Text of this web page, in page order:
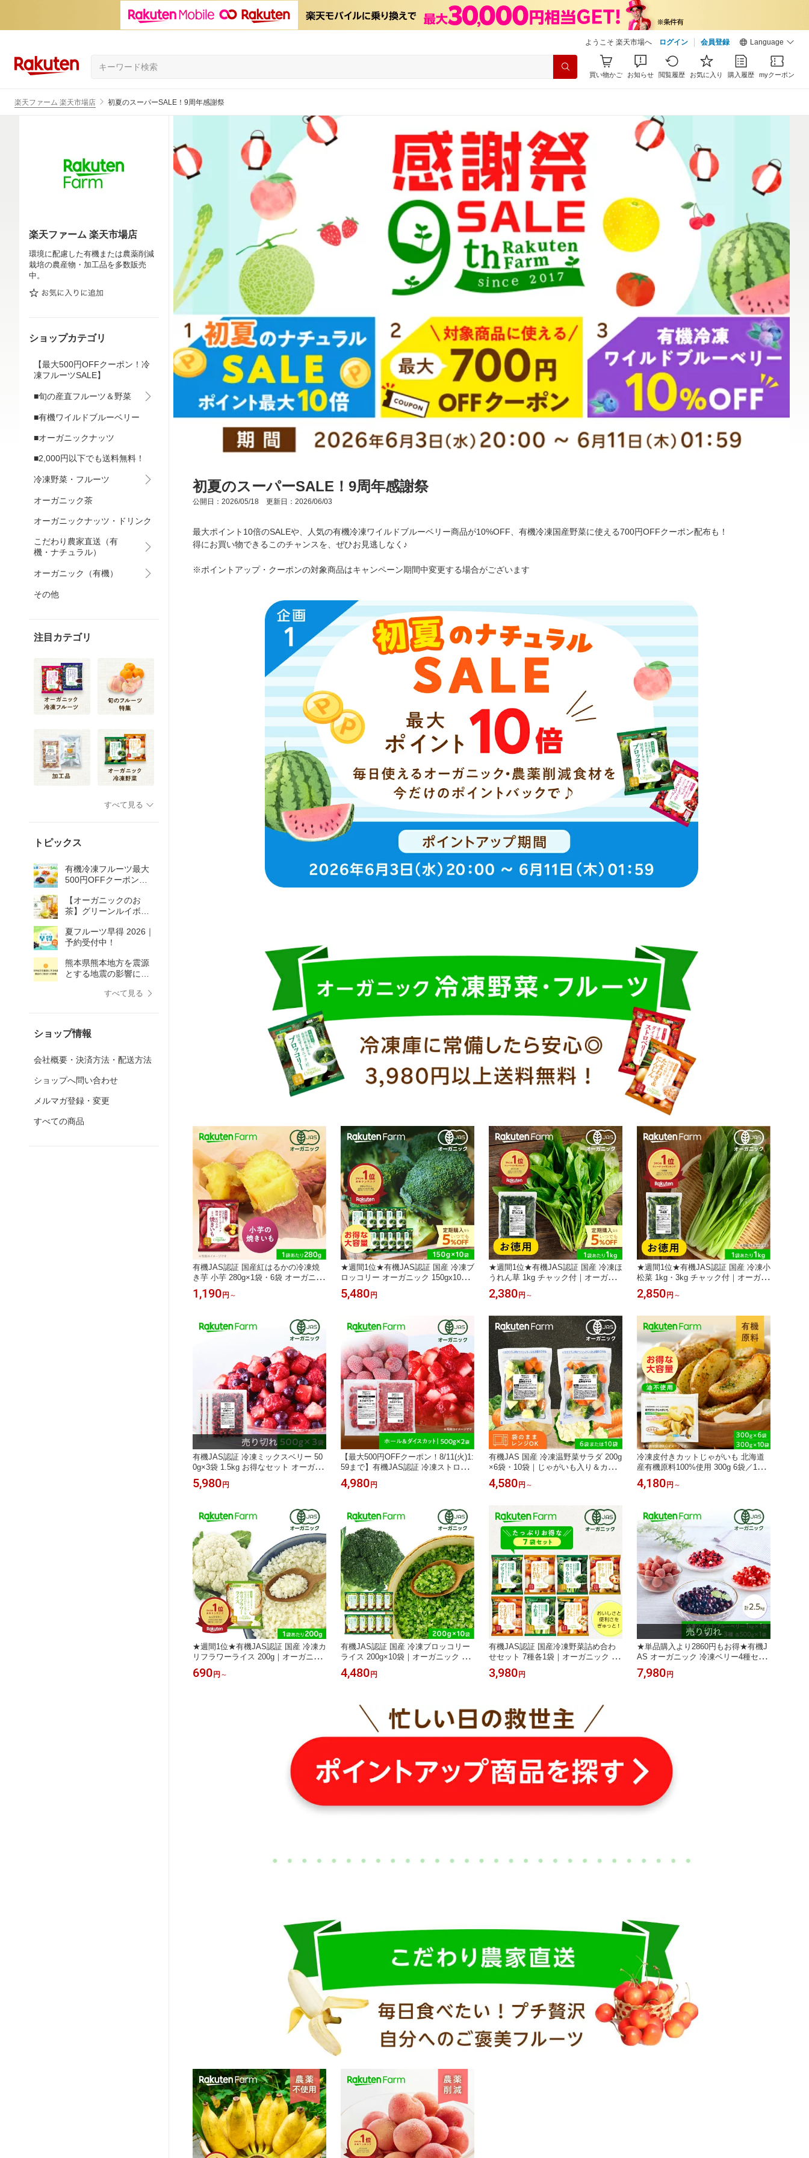
ようこそ 楽天市場へ ログイン 会員登録 Language
買い物かご お知らせ 閲覧履歴 お気に入り 購入履歴 myクーポン
楽天ファーム 楽天市場店 初夏のスーパーSALE！9周年感謝祭
楽天ファーム 楽天市場店
環境に配慮した有機または農薬削減
栽培の農産物・加工品を多数販売
中。
ショップカテゴリ
【最大500円OFFクーポン！冷
凍フルーツSALE】
■旬の産直フルーツ＆野菜
■有機ワイルドブルーベリー
■オーガニックナッツ
■2,000円以下でも送料無料！
冷凍野菜・フルーツ
オーガニック茶
オーガニックナッツ・ドリンク
こだわり農家直送（有
機・ナチュラル）
オーガニック（有機）
その他
注目カテゴリ
すべて見る
トピックス
有機冷凍フルーツ最大
500円OFFクーポン配
てそのままで♪
【オーガニックのお
茶】グリーンルイボス
夏フルーツ早得 2026｜
予約受付中！
熊本県熊本地方を震源
とする地震の影響によ
すべて見る
ショップ情報
会社概要・決済方法・配送方法
ショップへ問い合わせ
メルマガ登録・変更
すべての商品
初夏のスーパーSALE！9周年感謝祭
公開日：2026/05/18 更新日：2026/06/03
最大ポイント10倍のSALEや、人気の有機冷凍ワイルドブルーベリー商品が10%OFF、有機冷凍国産野菜に使える700円OFFクーポン配布も！
得にお買い物できるこのチャンスを、ぜひお見逃しなく♪
※ポイントアップ・クーポンの対象商品はキャンペーン期間中変更する場合がございます
有機JAS認証 国産紅はるかの冷凍焼
き芋 小芋 280g×1袋・6袋 オーガニッ
ク Revege 使い切り 時短調理
1,190円 ～
★週間1位★有機JAS認証 国産 冷凍ブ
ロッコリー オーガニック 150gx10袋
｜Revege 小分け 使い切り 大容量 お
得セット 送料無料｜定期購入ならい
5,480円
★週間1位★有機JAS認証 国産 冷凍ほ
うれん草 1kg チャック付｜オーガニ
ック 大容量 お徳用 送料無料｜定期購
入ならいつでも5%お得！
2,380円 ～
★週間1位★有機JAS認証 国産 冷凍小
松菜 1kg・3kg チャック付｜オーガニ
ック 大容量 お徳用 送料無料
2,850円 ～
有機JAS認証 冷凍ミックスベリー 50
0g×3袋 1.5kg お得なセット オーガニ
ック ｜ワイルドブルーベリー・ラズ
ベリー・ストロベリー｜チャック付
5,980円
【最大500円OFFクーポン！8/11(火)1:
59まで】有機JAS認証 冷凍ストロベ
リー（ホール＆ダイスカット）500g×
各1袋 お得なセット！チャック付 オ
4,980円
有機JAS 国産 冷凍温野菜サラダ 200g
×6袋・10袋｜じゃがいも入り＆カリ
フラワー入り 2種類ミックス お得な
セット！オーガニック 時短調理 ミッ
4,580円 ～
冷凍皮付きカットじゃがいも 北海道
産有機原料100%使用 300g 6袋／10袋
国産 遺伝子組換え不使用 お得な大容
量セット ムソーナチュラル
4,180円 ～
★週間1位★有機JAS認証 国産 冷凍カ
リフラワーライス 200g｜オーガニッ
ク Revege 糖質オフ 置き換えダイエ
ット
690円 ～
有機JAS認証 国産 冷凍ブロッコリー
ライス 200g×10袋｜オーガニック Re
vege お得なセット 低糖質 置き換え
ダイエット
4,480円
有機JAS認証 国産冷凍野菜詰め合わ
せセット 7種各1袋｜オーガニック Re
vege お試し ブロッコリー入り 単品購
入よりお得なバラエティーセット！
3,980円
★単品購入より2860円もお得★有機J
AS オーガニック 冷凍ベリー4種セッ
ト 2.5kg｜ワイルドブルーベリー 1kg
・ ストロベリー・ミックスベリー500
7,980円